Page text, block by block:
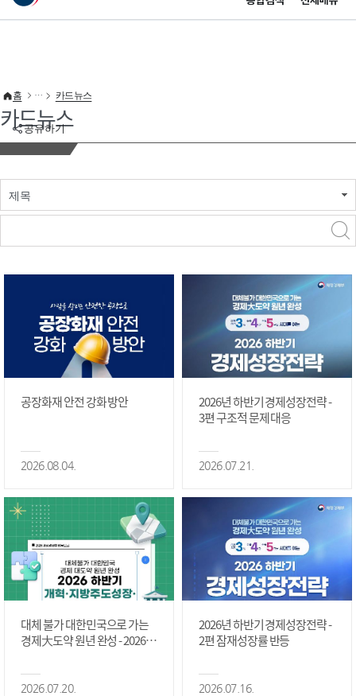
이 누리집은 대한민국 공식 전자정부 누리집입니다.
공유하기
홈 카드뉴스
카드뉴스
제목
공장화재 안전 강화 방안
2026.08.04.
2026년 하반기 경제성장전략 -
3편 구조적 문제 대응
2026.07.21.
대체 불가 대한민국으로 가는
경제大도약 원년 완성 - 2026 하
정상화 #2편
2026.07.20.
2026년 하반기 경제성장전략 -
2편 잠재성장률 반등
2026.07.16.